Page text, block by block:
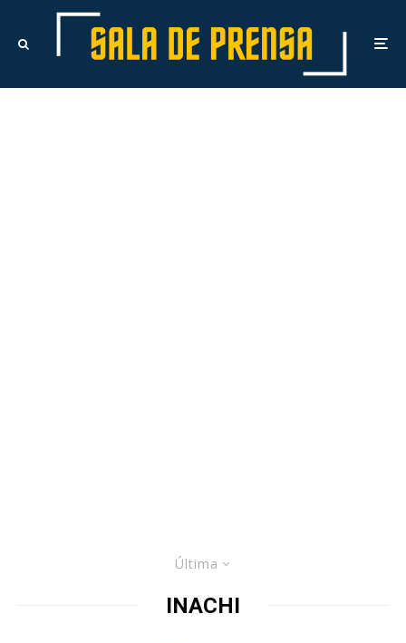
Última
INACHI